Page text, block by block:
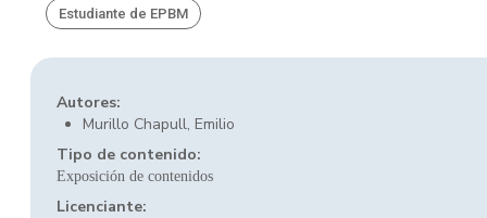
Estudiante de EPBM
Autores:
Murillo Chapull, Emilio
Tipo de contenido:
Exposición de contenidos
Licenciante: